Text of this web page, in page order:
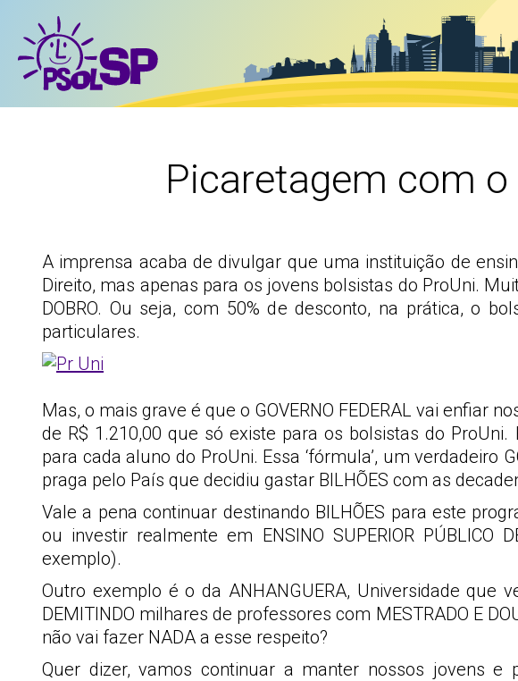
Picaretagem com
A imprensa acaba de divulgar que uma instituição de
Direito, mas apenas para os jovens bolsistas do ProUni.
DOBRO. Ou seja, com 50% de desconto, na prática, o
particulares.
Mas, o mais grave é que o GOVERNO FEDERAL vai enfiar
de R$ 1.210,00 que só existe para os bolsistas do
para cada aluno do ProUni. Essa ‘fórmula’, um verdadeiro
praga pelo País que decidiu gastar BILHÕES com as
Vale a pena continuar destinando BILHÕES para este
ou investir realmente em ENSINO SUPERIOR PÚBLICO
exemplo).
Outro exemplo é o da ANHANGUERA, Universidade que
DEMITINDO milhares de professores com MESTRADO E
não vai fazer NADA a esse respeito?
Quer dizer, vamos continuar a manter nossos jovens